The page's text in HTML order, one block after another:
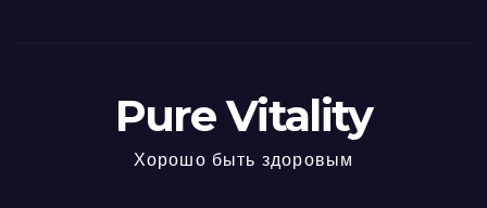
Pure Vitality
Хорошо быть здоровым